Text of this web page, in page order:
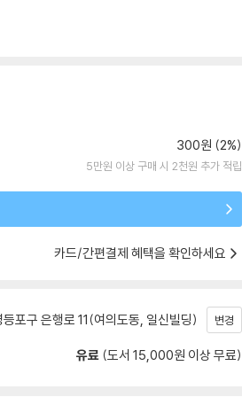
300원 (2%)
5만원 이상 구매 시 2천원 추가 적립
카드/간편결제 혜택을 확인하세요
포구 은행로 11(여의도동, 일신빌딩) 변경
유료 (도서 15,000원 이상 무료)